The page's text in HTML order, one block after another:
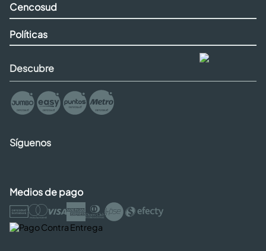
Cencosud
Políticas
Descubre
Síguenos
Medios de pago